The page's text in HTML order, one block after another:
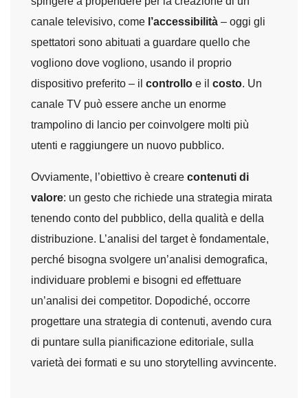
canale televisivo, come l’accessibilità – oggi gli
spettatori sono abituati a guardare quello che
vogliono dove vogliono, usando il proprio
dispositivo preferito – il controllo e il costo. Un
canale TV può essere anche un enorme
trampolino di lancio per coinvolgere molti più
utenti e raggiungere un nuovo pubblico.
Ovviamente, l’obiettivo è creare contenuti di
valore: un gesto che richiede una strategia mirata
tenendo conto del pubblico, della qualità e della
distribuzione. L’analisi del target è fondamentale,
perché bisogna svolgere un’analisi demografica,
individuare problemi e bisogni ed effettuare
un’analisi dei competitor. Dopodiché, occorre
progettare una strategia di contenuti, avendo cura
di puntare sulla pianificazione editoriale, sulla
varietà dei formati e su uno storytelling avvincente.